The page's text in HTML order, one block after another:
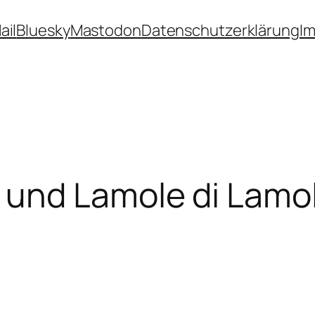
BlueskyMastodonDatenschutzerklärung
Lamole di